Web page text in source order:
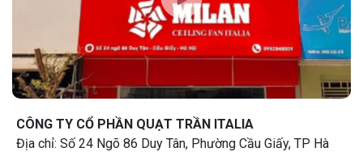
CÔNG TY CỔ PHẦN QUẠT TRẦN ITALIA
Địa chỉ: Số 24 Ngõ 86 Duy Tân, Phường Cầu Giấy, TP Hà